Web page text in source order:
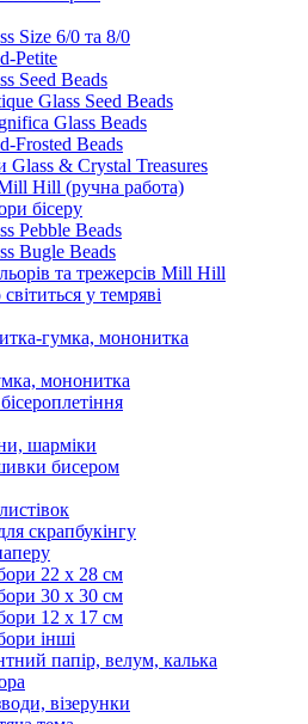
Size 6/0 та 8/0
Petite
Seed Beads
Glass Seed Beads
Glass Beads
Frosted Beads
Glass & Crystal Treasures
Hill (ручна работа)
бісеру
Pebble Beads
Bugle Beads
та трежерсів Mill Hill
у темряві
гумка, мононитка
мононитка
шарміки
бисером
скрапбукінгу
22 х 28 см
30 х 30 см
12 х 17 см
інші
папір, велум, калька
візерунки